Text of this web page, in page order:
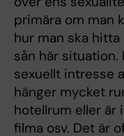
primära om man
hur man ska
sån här situation.
sexuellt intresse
hänger mycket
hotellrum eller är
filma osv. Det är